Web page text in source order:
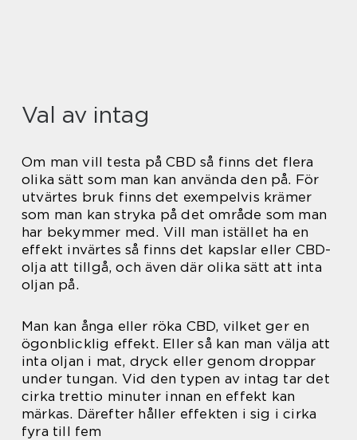
Val av intag
Om man vill testa på CBD så finns det flera
olika sätt som man kan använda den på. För
utvärtes bruk finns det exempelvis krämer
som man kan stryka på det område som man
har bekymmer med. Vill man istället ha en
effekt invärtes så finns det kapslar eller CBD-
olja att tillgå, och även där olika sätt att inta
oljan på.
Man kan ånga eller röka CBD, vilket ger en
ögonblicklig effekt. Eller så kan man välja att
inta oljan i mat, dryck eller genom droppar
under tungan. Vid den typen av intag tar det
cirka trettio minuter innan en effekt kan
märkas. Därefter håller effekten i sig i cirka
fyra till fem